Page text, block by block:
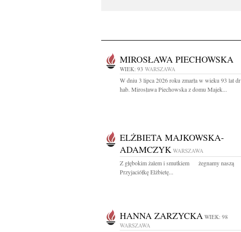
MIROSŁAWA PIECHOWSKA
WIEK: 93 WARSZAWA
W dniu 3 lipca 2026 roku zmarła w wieku 93 lat dr
hab. Mirosława Piechowska z domu Majek...
ELŻBIETA MAJKOWSKA-
ADAMCZYK WARSZAWA
Z głębokim żalem i smutkiem żegnamy naszą
Przyjaciółkę Elżbietę...
HANNA ZARZYCKA WIEK: 98
WARSZAWA